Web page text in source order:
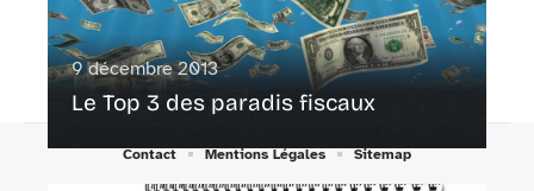
9 décembre 2013
Le Top 3 des paradis fiscaux
Contact Mentions Légales Sitemap